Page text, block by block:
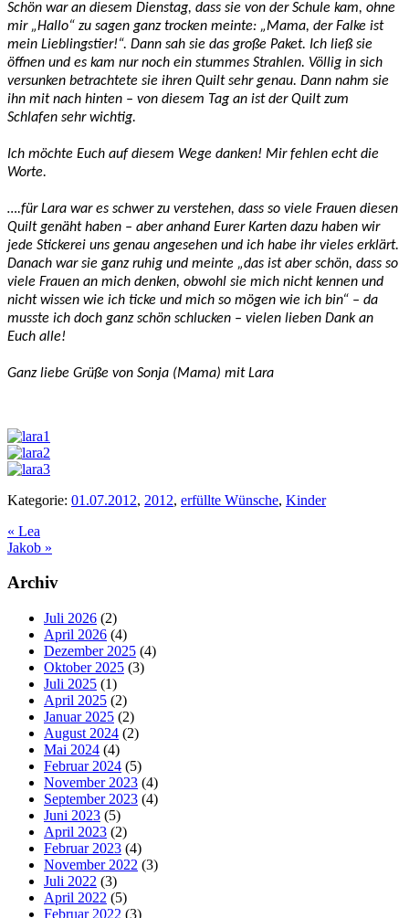
Schön war an diesem Dienstag, dass sie von der Schule kam, ohne
mir „Hallo“ zu sagen ganz trocken meinte: „Mama, der Falke ist
mein Lieblingstier!“. Dann sah sie das große Paket. Ich ließ sie
öffnen und es kam nur noch ein stummes Strahlen. Völlig in sich
versunken betrachtete sie ihren Quilt sehr genau. Dann nahm sie
ihn mit nach hinten – von diesem Tag an ist der Quilt zum
Schlafen sehr wichtig.
Ich möchte Euch auf diesem Wege danken! Mir fehlen echt die
Worte.
….für Lara war es schwer zu verstehen, dass so viele Frauen diesen
Quilt genäht haben – aber anhand Eurer Karten dazu haben wir
jede Stickerei uns genau angesehen und ich habe ihr vieles erklärt.
Danach war sie ganz ruhig und meinte „das ist aber schön, dass so
viele Frauen an mich denken, obwohl sie mich nicht kennen und
nicht wissen wie ich ticke und mich so mögen wie ich bin“ – da
musste ich doch ganz schön schlucken – vielen lieben Dank an
Euch alle!
Ganz liebe Grüße von Sonja (Mama) mit Lara
Kategorie: 01.07.2012, 2012, erfüllte Wünsche, Kinder
Vorheriger
Beitrag:
« Lea
Nächster
Jakob »
Seitenspalte
Archiv
Juli 2026 (2)
April 2026 (4)
Dezember 2025 (4)
Oktober 2025 (3)
Juli 2025 (1)
April 2025 (2)
Januar 2025 (2)
August 2024 (2)
Mai 2024 (4)
Februar 2024 (5)
November 2023 (4)
September 2023 (4)
Juni 2023 (5)
April 2023 (2)
Februar 2023 (4)
November 2022 (3)
Juli 2022 (3)
April 2022 (5)
Februar 2022 (3)